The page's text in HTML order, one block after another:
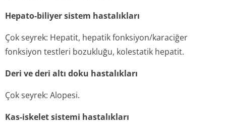
Hepato-biliyer sistem hastalıkları
Çok seyrek: Hepatit, hepatik fonksiyon/karaciğer
fonksiyon testleri bozukluğu, kolestatik hepatit.
Deri ve deri altı doku hastalıkları
Çok seyrek: Alopesi.
Kas-iskelet sistemi hastalıkları